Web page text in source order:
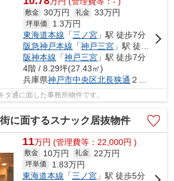
敷金 30万円 礼金 33万円
坪単価 1.3万円
東海道本線 「三ノ宮 」駅 徒歩7分
阪急神戸本線 「神戸三宮 」駅 徒歩7分
阪神本線 「神戸三宮 」駅 徒歩7分
4階 / 8.29坪(27.43㎡)
兵庫県神戸市中央区北長狭通 ２丁目
タ通に面した事務所物件です。
に面するスナック居抜物件
11万円 (管理費等：22,000円 )
敷金 10万円 礼金 22万円
坪単価 1.83万円
東海道本線 「三ノ宮 」駅 徒歩5分